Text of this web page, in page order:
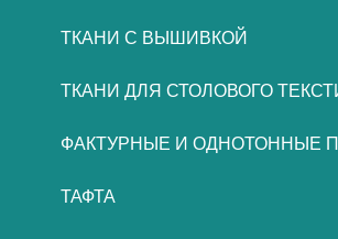
ТКАНИ С ВЫШИВКОЙ
ТКАНИ ДЛЯ СТОЛОВОГО
ФАКТУРНЫЕ И ОДНОТОННЫЕ
ТАФТА